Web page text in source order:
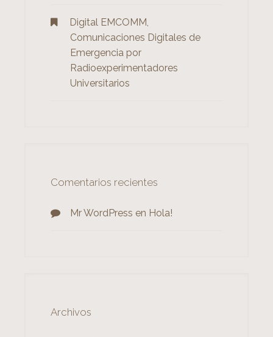
Digital EMCOMM,
Comunicaciones Digitales de
Emergencia por
Radioexperimentadores
Universitarios
Comentarios recientes
Mr WordPress en Hola!
Archivos